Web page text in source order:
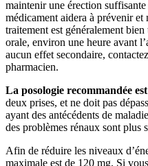
maintenir une érection
médicament aidera à prévenir
traitement est généralement
orale, environ une heure avant
aucun effet secondaire,
pharmacien.
La posologie recommandée
deux prises, et ne doit pas
ayant des antécédents de
des problèmes rénaux sont plus
Afin de réduire les niveaux
maximale est de 120 mg. Si